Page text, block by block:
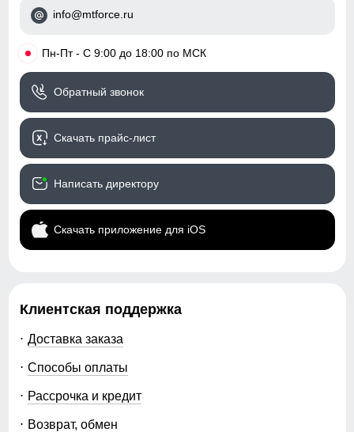
info@mtforce.ru
• Пн-Пт - С 9:00 до 18:00 по МСК
Обратный звонок
Скачать прайс-лист
Написать директору
Скачать приложение для iOS
Клиентская поддержка
Доставка заказа
Способы оплаты
Рассрочка и кредит
Возврат, обмен